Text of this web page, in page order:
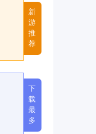
新
游
推
荐
下
载
最
多